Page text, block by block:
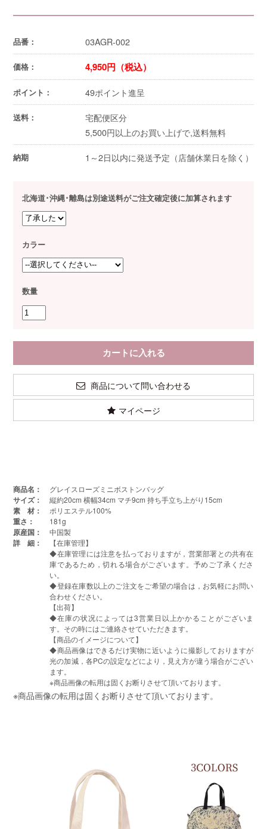
品番： 03AGR-002
価格： 4,950円（税込）
ポイント： 49ポイント進呈
送料：
宅配便区分
5,500円以上のお買い上げで,送料無料
納期 1～2日以内に発送予定（店舗休業日を除く）
北海道･沖縄･離島は別途送料がご注文確定後に加算されます
カラー
数量
商品について問い合わせる
マイページ
商品名： グレイスローズミニボストンバッグ
サイズ： 縦約20cm 横幅34cm マチ9cm 持ち手立ち上がり15cm
素 材： ポリエステル100%
重さ： 181g
原産国： 中国製
詳 細：
【在庫管理】
◆在庫管理には注意を払っておりますが，営業部署との共有在
庫であるため，切れる場合がございます。予めご了承くださ
い。
◆登録在庫数以上のご注文をご希望の場合は，お気軽にお問い
合わせください。
【出荷】
◆在庫の状况によっては3営業日以上かかることがございま
す。その時にはご連絡させていただきます。
【商品のイメージについて】
◆商品画像はできるだけ実物に近いように撮影しておりますが
光の加減，各PCの設定などにより，見え方が違う場合がござい
ます。
※商品画像の転用は固くお断りさせて頂いております。
※商品画像の転用は固くお断りさせて頂いております。